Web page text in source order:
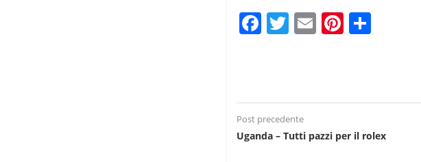
Facebook
Twitter
EmailPinterest
Post precedente
Uganda – Tutti pazzi per il rolex